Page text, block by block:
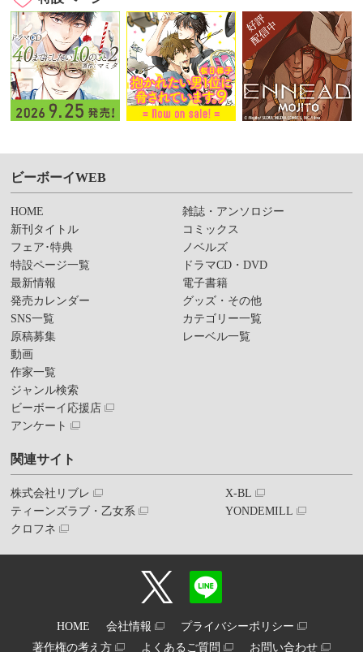
ビーボーイWEB
HOME
新刊タイトル
フェア･特典
特設ページ一覧
最新情報
発売カレンダー
SNS一覧
原稿募集
動画
作家一覧
ジャンル検索
ビーボーイ応援店
アンケート
雑誌・アンソロジー
コミックス
ノベルズ
ドラマCD・DVD
電子書籍
グッズ・その他
カテゴリー一覧
レーベル一覧
関連サイト
株式会社リブレ
ティーンズラブ・乙女系
クロフネ
X-BL
YONDEMILL
HOME 会社情報
プライバシーポリシー
著作権の考え方
よくあるご質問 お問い合わせ